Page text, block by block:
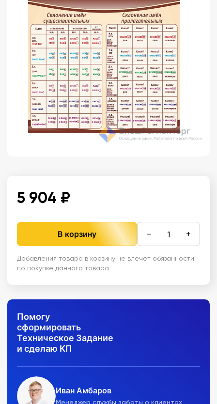
5 904 ₽
В корзину − +
Добавления товара в корзину не влечет обязанности
по покупке данного товара
Помогу
сформировать
Техническое Задание
и сделаю КП
Иван Амбаров
Менеджер службы заботы о клиентах